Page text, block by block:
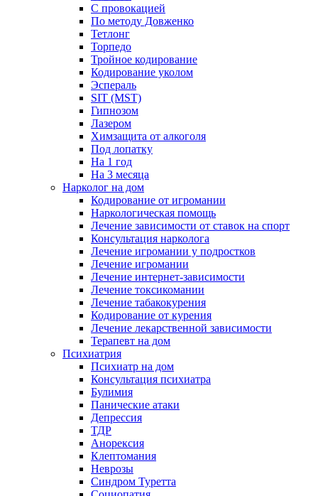
С провокацией
По методу Довженко
Тетлонг
Торпедо
Тройное кодирование
Кодирование уколом
Эспераль
SIT (MST)
Гипнозом
Лазером
Химзащита от алкоголя
Под лопатку
На 1 год
На 3 месяца
Нарколог на дом
Кодирование от игромании
Наркологическая помощь
Лечение зависимости от ставок на спорт
Консультация нарколога
Лечение игромании у подростков
Лечение игромании
Лечение интернет-зависимости
Лечение токсикомании
Лечение табакокурения
Кодирование от курения
Лечение лекарственной зависимости
Терапевт на дом
Психиатрия
Психиатр на дом
Консультация психиатра
Булимия
Панические атаки
Депрессия
ТДР
Анорексия
Клептомания
Неврозы
Синдром Туретта